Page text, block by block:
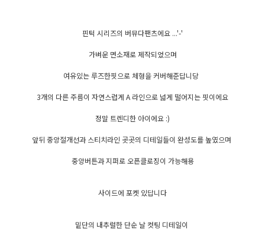
핀턱 시리즈의 버뮤다팬츠에요 ...'-'
가벼운 면소재로 제작되었으며
여유있는 루즈한핏으로 체형을 커버해준답니당
3개의 다른 주름이 자연스럽게 A 라인으로 넓게 떨어지는 핏이에요
정말 트렌디한 아이에요 :)
앞뒤 중앙절개선과 스티치라인 곳곳의 디테일들이 완성도를 높였으며
중앙버튼과 지퍼로 오픈클로징이 가능해용
사이드에 포켓 있답니다
밑단의 내추럴한 단순 날 컷팅 디테일이